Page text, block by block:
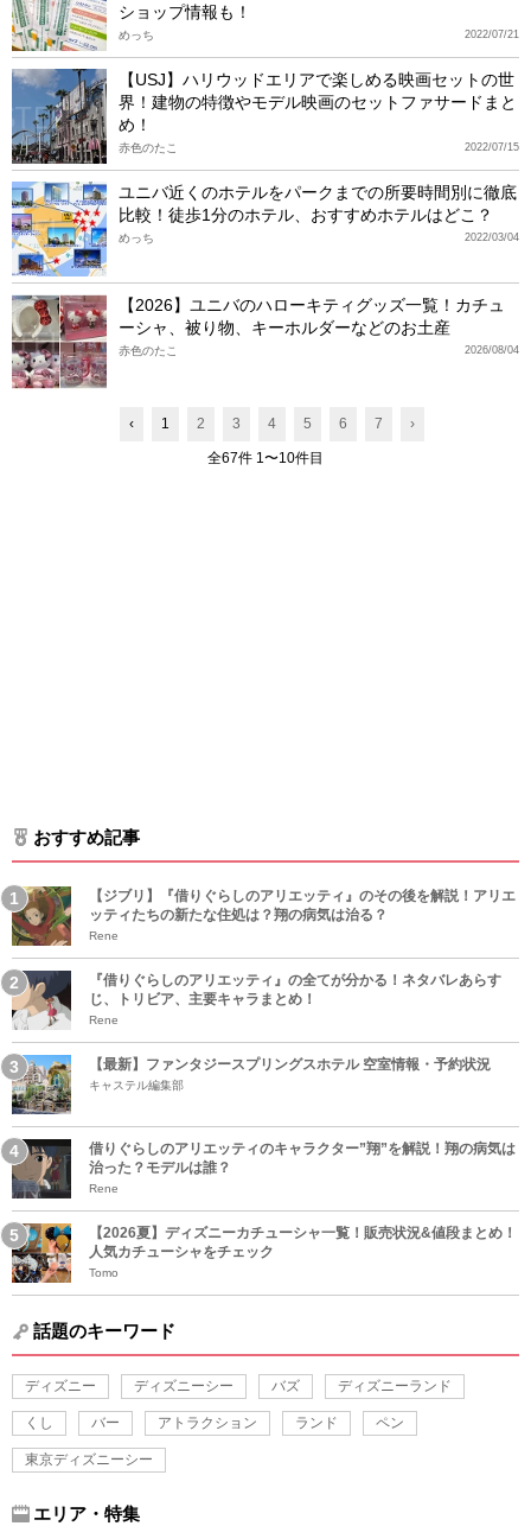
ショップ情報も！
2022/07/21
めっち
【USJ】ハリウッドエリアで楽しめる映画セットの世
界！建物の特徴やモデル映画のセットファサードまと
め！
2022/07/15
赤色のたこ
ユニバ近くのホテルをパークまでの所要時間別に徹底
比較！徒歩1分のホテル、おすすめホテルはどこ？
2022/03/04
めっち
【2026】ユニバのハローキティグッズ一覧！カチュ
ーシャ、被り物、キーホルダーなどのお土産
2026/08/04
赤色のたこ
‹ 1 2 3 4 5 6 7 ›
全67件 1〜10件目
おすすめ記事
【ジブリ】『借りぐらしのアリエッティ』のその後を解説！アリエ
ッティたちの新たな住処は？翔の病気は治る？
Rene
『借りぐらしのアリエッティ』の全てが分かる！ネタバレあらす
じ、トリビア、主要キャラまとめ！
Rene
【最新】ファンタジースプリングスホテル 空室情報・予約状況
キャステル編集部
借りぐらしのアリエッティのキャラクター”翔”を解説！翔の病気は
治った？モデルは誰？
Rene
【2026夏】ディズニーカチューシャ一覧！販売状況&値段まとめ！
人気カチューシャをチェック
Tomo
話題のキーワード
ディズニー ディズニーシー バズ ディズニーランド
くし バー アトラクション ランド ペン
東京ディズニーシー
エリア・特集